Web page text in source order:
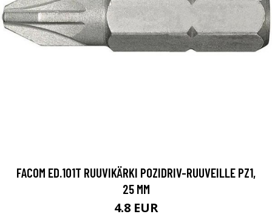
FACOM ED.101T RUUVIKÄRKI POZIDRIV-RUUVEILLE PZ1,
25 MM
4.8 EUR